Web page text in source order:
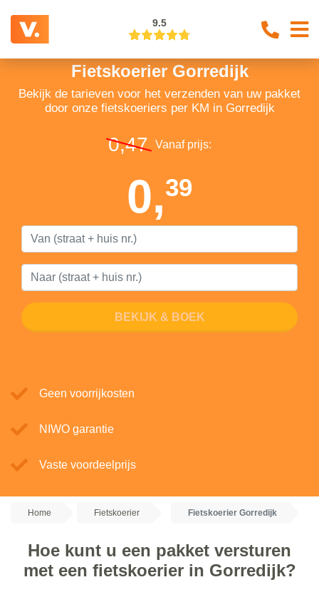
9.5
Fietskoerier Gorredijk
Bekijk de tarieven voor het verzenden van uw pakket
door onze fietskoeriers per KM in Gorredijk
0,47 Vanaf prijs:
0,39
BEKIJK & BOEK
Geen voorrijkosten
NIWO garantie
Vaste voordeelprijs
Home Fietskoerier Fietskoerier Gorredijk
Hoe kunt u een pakket versturen
met een fietskoerier in Gorredijk?